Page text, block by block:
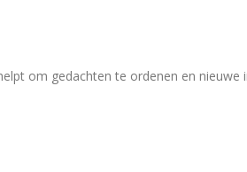
om gedachten te ordenen en nieuwe